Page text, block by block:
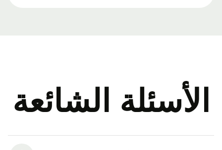
الأسئلة الشائعة